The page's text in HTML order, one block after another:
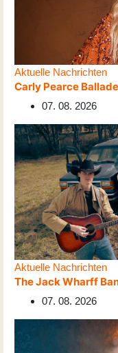
Aktuelle Nachrichten
Carly Pearce
07. 08. 2026
Aktuelle Nachrichten
The Jack Wharff
07. 08. 2026